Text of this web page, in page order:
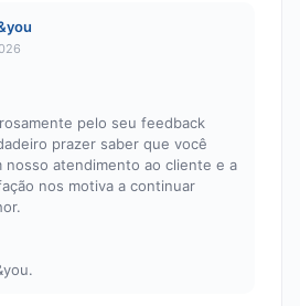
pelo seu feedback
prazer saber que você
nosso atendimento ao cliente e a
nos motiva a continuar